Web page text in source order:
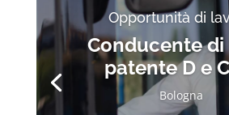
Opportunità di
Conducente
patente D e
Bologna